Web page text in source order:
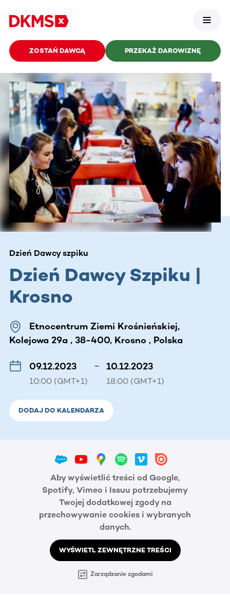
ZOSTAŃ DAWCĄ PRZEKAŻ DAROWIZNĘ
Dzień Dawcy szpiku
Dzień Dawcy Szpiku |
Krosno
Etnocentrum Ziemi Krośnieńskiej,
Kolejowa 29a , 38-400, Krosno , Polska
09.12.2023
10:00 (GMT+1)
– 10.12.2023
18:00 (GMT+1)
DODAJ DO KALENDARZA
Aby wyświetlić treści od Google,
Spotify, Vimeo i Issuu potrzebujemy
Twojej dodatkowej zgody na
przechowywanie cookies i wybranych
danych.
WYŚWIETL ZEWNĘTRZNE TREŚCI
Zarządzanie zgodami